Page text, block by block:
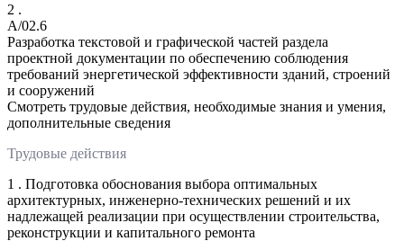
2 .
A/02.6
Разработка текстовой и графической частей раздела
проектной документации по обеспечению соблюдения
требований энергетической эффективности зданий, строений
и сооружений
Смотреть трудовые действия, необходимые знания и умения,
дополнительные сведения
Трудовые действия
1 . Подготовка обоснования выбора оптимальных
архитектурных, инженерно-технических решений и их
надлежащей реализации при осуществлении строительства,
реконструкции и капитального ремонта